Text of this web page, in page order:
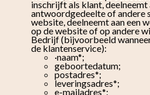
inschrijft als klant, deelneemt
antwoordgedeelte of andere
website, deelneemt aan een
op de website of op andere
Bedrijf (bijvoorbeeld
de klantenservice):
·naam*;
geboortedatum;
postadres*;
leveringsadres*;
e-mailadres*;